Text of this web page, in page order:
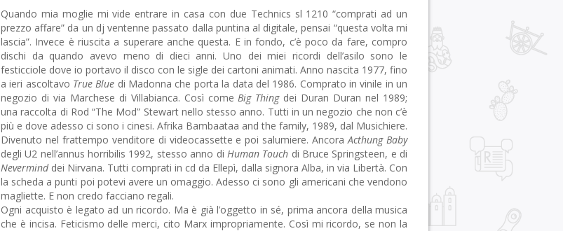
Quando mia moglie mi vide entrare in casa con due Technics sl 1210 “comprati ad un
prezzo affare” da un dj ventenne passato dalla puntina al digitale, pensai “questa volta mi
lascia”. Invece è riuscita a superare anche questa. E in fondo, c’è poco da fare, compro
dischi da quando avevo meno di dieci anni. Uno dei miei ricordi dell’asilo sono le
festicciole dove io portavo il disco con le sigle dei cartoni animati. Anno nascita 1977, fino
a ieri ascoltavo True Blue di Madonna che porta la data del 1986. Comprato in vinile in un
negozio di via Marchese di Villabianca. Così comeBig Thingdei Duran Duran nel 1989;
una raccolta di Rod “The Mod” Stewart nello stesso anno. Tutti in un negozio che non c’è
più e dove adesso ci sono i cinesi. Afrika Bambaataa and the family, 1989, dal Musichiere.
Divenuto nel frattempo venditore di videocassette e poi salumiere. AncoraActhung Baby
degli U2 nell’annus horribilis 1992, stesso anno di Human Touch di Bruce Springsteen, e di
Neverminddei Nirvana. Tutti comprati in cd da Ellepì, dalla signora Alba, in via Libertà. Con
la scheda a punti poi potevi avere un omaggio. Adesso ci sono gli americani che vendono
magliette. E non credo facciano regali.
Ogni acquisto è legato ad un ricordo. Ma è già l’oggetto in sé, prima ancora della musica
che è incisa. Feticismo delle merci, cito Marx impropriamente. Così mi ricordo, se non la